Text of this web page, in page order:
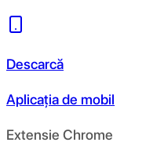
Descarcă
Aplicația de mobil
Extensie Chrome